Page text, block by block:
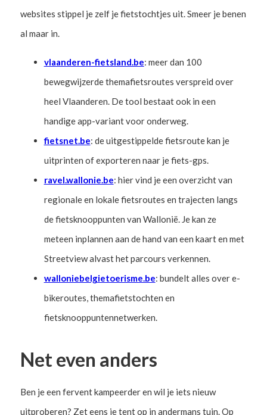
websites stippel je zelf je fietstochtjes uit. Smeer je benen
al maar in.
vlaanderen-fietsland.be: meer dan 100
bewegwijzerde themafietsroutes verspreid over
heel Vlaanderen. De tool bestaat ook in een
handige app-variant voor onderweg.
fietsnet.be: de uitgestippelde fietsroute kan je
uitprinten of exporteren naar je fiets-gps.
ravel.wallonie.be: hier vind je een overzicht van
regionale en lokale fietsroutes en trajecten langs
de fietsknooppunten van Wallonië. Je kan ze
meteen inplannen aan de hand van een kaart en met
Streetview alvast het parcours verkennen.
walloniebelgietoerisme.be: bundelt alles over e-
bikeroutes, themafietstochten en
fietsknooppuntennetwerken.
Net even anders
Ben je een fervent kampeerder en wil je iets nieuw
uitproberen? Zet eens je tent op in andermans tuin. Op